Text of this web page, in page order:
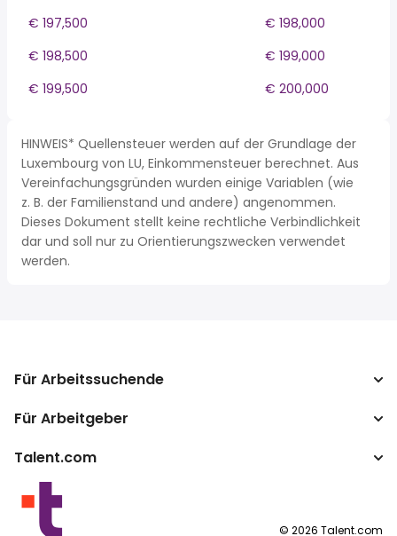
€ 197,500
€ 198,000
€ 198,500
€ 199,000
€ 199,500
€ 200,000
HINWEIS* Quellensteuer werden auf der Grundlage der
Luxembourg von LU, Einkommensteuer berechnet. Aus
Vereinfachungsgründen wurden einige Variablen (wie
z. B. der Familienstand und andere) angenommen.
Dieses Dokument stellt keine rechtliche Verbindlichkeit
dar und soll nur zu Orientierungszwecken verwendet
werden.
Für Arbeitssuchende
Jobs suchen
Gehaltsumrechner
Für Arbeitgeber
Unternehmen
Publisher Programm
Talent.com
Mehr Länder
Nutzungsbedingungen
© 2026 Talent.com